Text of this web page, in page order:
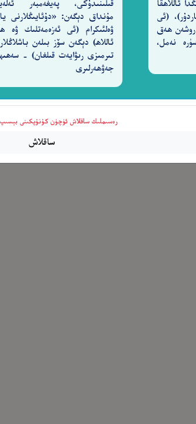
ئاللاھقا
(ئى
روشەن ھەق
[27-سۈرە نەمل،
قىلىنىدۇكى، پەيغەمبەر
مۇنداق دېگەن: «دۇئايىڭلارنى
ۋەلئىكرام (ئى ئەزەمەتلىك ۋە
ئاللاھ) دېگەن سۆز بىلەن
تىرمىزى رىۋايەت قىلغان) -
جەۋھەرلىرى
رەسىملىك ساقلاش ئۈچۈن كۇنۇپكىنى
ساقلاش